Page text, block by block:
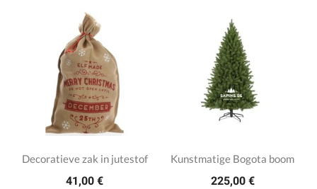
Decoratieve zak in jutestof
41,00 €
Kunstmatige Bogota boom
225,00 €